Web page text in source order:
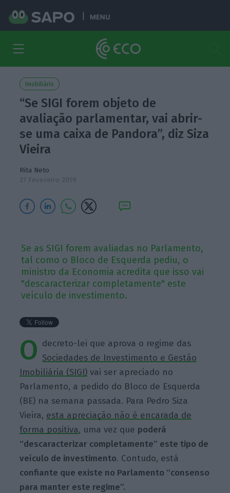
MENU
Imobiliário
“Se SIGI forem objeto de
avaliação parlamentar, vai abrir-
se uma caixa de Pandora”, diz Siza
Vieira
Rita Neto
27 Fevereiro 2019
Se as SIGI forem avaliadas no Parlamento,
tal como o Bloco de Esquerda pediu, o
ministro da Economia acredita que isso vai
"descaracterizar completamente" este
veículo de investimento.
O decreto-lei que aprova o regime das
Sociedades de Investimento e Gestão
Imobiliária (SIGI) vai ser apreciado no
Parlamento, a pedido do Bloco de Esquerda
(BE) na semana passada. Para Pedro Siza
Vieira, esta apreciação não é encarada de
forma positiva, uma vez que poderá
“descaracterizar completamente” este tipo de
veículo de investimento. Contudo, está
confiante que existe no Parlamento “consenso
para manter este regime”.